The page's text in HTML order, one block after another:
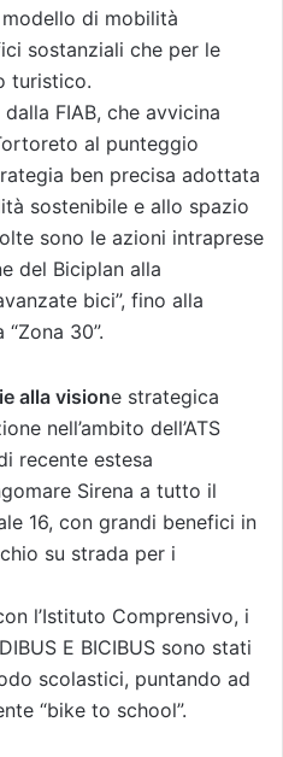
di mobilità
sostanziali che per le
turistico.
FIAB, che avvicina
al punteggio
ben precisa adottata
sostenibile e allo spazio
sono le azioni intraprese
del Biciplan alla
bici”, fino alla
30”.
alla visione strategica
nell’ambito dell’ATS
recente estesa
Sirena a tutto il
16, con grandi benefici in
su strada per i
l’Istituto Comprensivo, i
E BICIBUS sono stati
scolastici, puntando ad
“bike to school”.